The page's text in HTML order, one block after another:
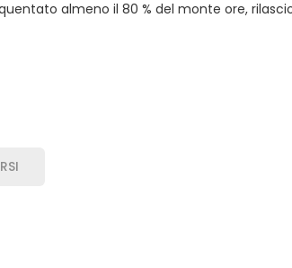
almeno il 80 % del monte ore,